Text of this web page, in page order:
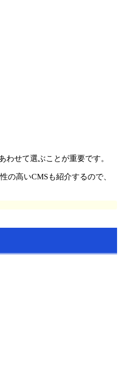
せて選ぶことが重要です。
の高いCMSも紹介するので、